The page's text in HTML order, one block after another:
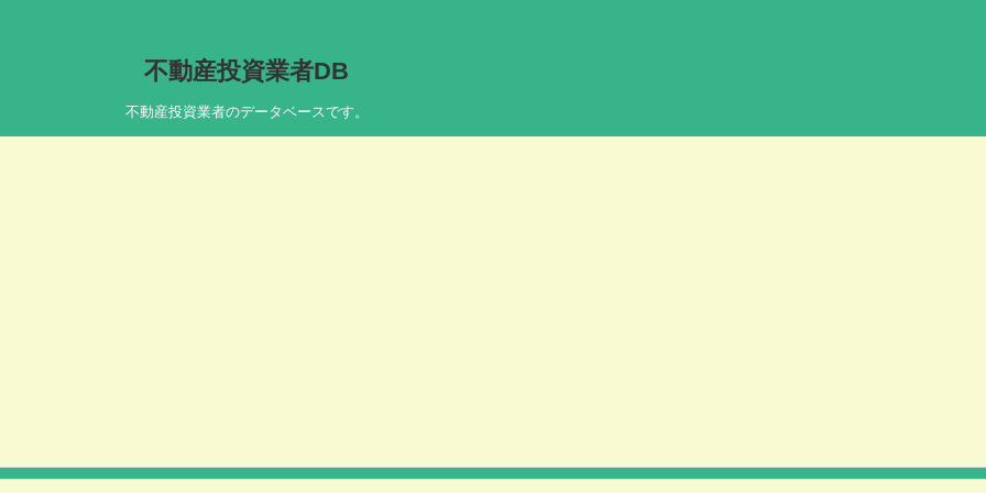
不動産投資業者DB
不動産投資業者のデータベースです。